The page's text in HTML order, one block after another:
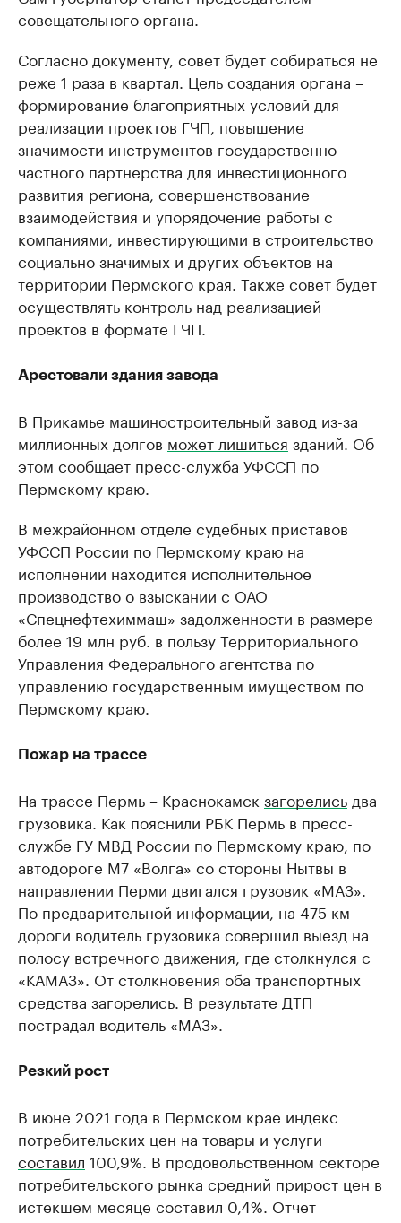
совещательного органа.
Согласно документу, совет будет собираться не
реже 1 раза в квартал. Цель создания органа –
формирование благоприятных условий для
реализации проектов ГЧП, повышение
значимости инструментов государственно-
частного партнерства для инвестиционного
развития региона, совершенствование
взаимодействия и упорядочение работы с
компаниями, инвестирующими в строительство
социально значимых и других объектов на
территории Пермского края. Также совет будет
осуществлять контроль над реализацией
проектов в формате ГЧП.
Арестовали здания завода
В Прикамье машиностроительный завод из-за
миллионных долгов может лишиться зданий. Об
этом сообщает пресс-служба УФССП по
Пермскому краю.
В межрайонном отделе судебных приставов
УФССП России по Пермскому краю на
исполнении находится исполнительное
производство о взыскании с ОАО
«Спецнефтехиммаш» задолженности в размере
более 19 млн руб. в пользу Территориального
Управления Федерального агентства по
управлению государственным имуществом по
Пермскому краю.
Пожар на трассе
На трассе Пермь – Краснокамск загорелись два
грузовика. Как пояснили РБК Пермь в пресс-
службе ГУ МВД России по Пермскому краю, по
автодороге М7 «Волга» со стороны Нытвы в
направлении Перми двигался грузовик «МАЗ».
По предварительной информации, на 475 км
дороги водитель грузовика совершил выезд на
полосу встречного движения, где столкнулся с
«КАМАЗ». От столкновения оба транспортных
средства загорелись. В результате ДТП
пострадал водитель «МАЗ».
Резкий рост
В июне 2021 года в Пермском крае индекс
потребительских цен на товары и услуги
составил 100,9%. В продовольственном секторе
потребительского рынка средний прирост цен в
истекшем месяце составил 0,4%. Отчет